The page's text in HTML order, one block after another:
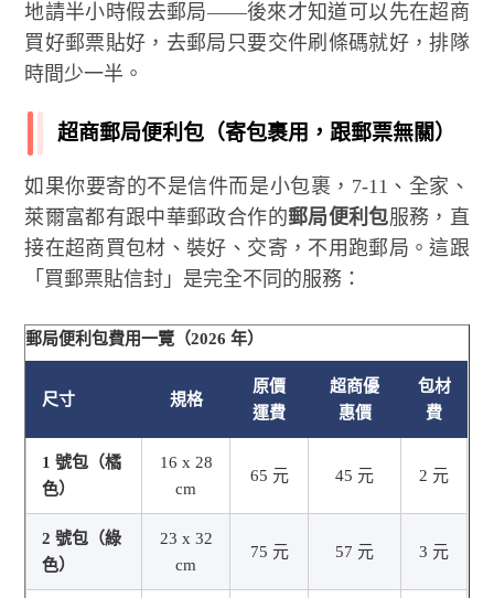
地請半小時假去郵局——後來才知道可以先在超商
買好郵票貼好，去郵局只要交件刷條碼就好，排隊
時間少一半。
超商郵局便利包（寄包裹用，跟郵票無關）
如果你要寄的不是信件而是小包裹，7-11、全家、
萊爾富都有跟中華郵政合作的郵局便利包服務，直
接在超商買包材、裝好、交寄，不用跑郵局。這跟
「買郵票貼信封」是完全不同的服務：
郵局便利包費用一覽（2026 年）
尺寸 規格
原價
運費
超商優
惠價
包材
費
1 號包（橘
色）
16 x 28
cm
65 元 45 元 2 元
2 號包（綠
色）
23 x 32
cm
75 元 57 元 3 元